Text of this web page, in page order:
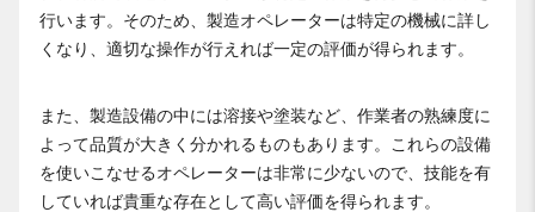
行います。そのため、製造オペレーターは特定の機械に詳し
くなり、適切な操作が行えれば一定の評価が得られます。
また、製造設備の中には溶接や塗装など、作業者の熟練度に
よって品質が大きく分かれるものもあります。これらの設備
を使いこなせるオペレーターは非常に少ないので、技能を有
していれば貴重な存在として高い評価を得られます。